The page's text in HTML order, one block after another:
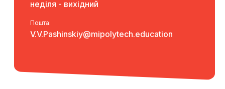
неділя - вихідний
Пошта:
V.V.Pashinskiy@mipolytech.education